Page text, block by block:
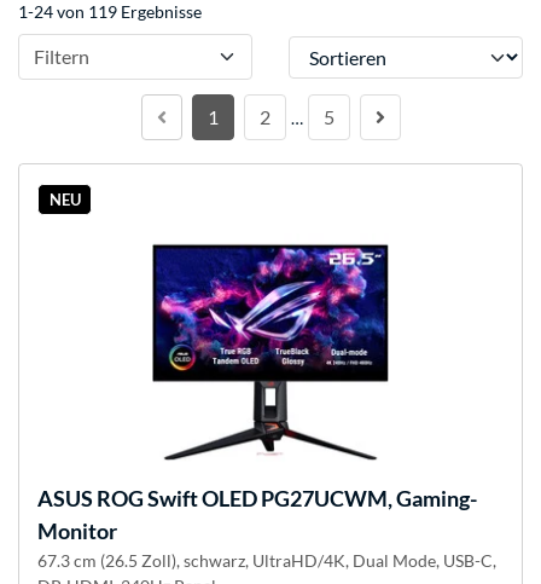
1-24 von 119 Ergebnisse
Filtern Sortieren
1 2 … 5
NEU
ASUS ROG Swift OLED PG27UCWM, Gaming-
Monitor
67.3 cm (26.5 Zoll), schwarz, UltraHD/4K, Dual Mode, USB-C,